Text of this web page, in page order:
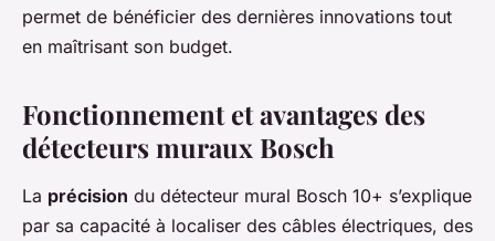
permet de bénéficier des dernières innovations tout
en maîtrisant son budget.
Fonctionnement et avantages des
détecteurs muraux Bosch
La précision du détecteur mural Bosch 10+ s’explique
par sa capacité à localiser des câbles électriques, des